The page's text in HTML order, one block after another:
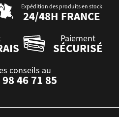
Expédition des produits en stock
24/48H FRANCE
Paiement
SÉCURISÉ
conseils au
46 71 85